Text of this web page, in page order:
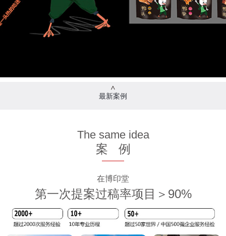
最新案例
The same idea
案 例
在博印堂
第一次提案过稿率项目＞90%